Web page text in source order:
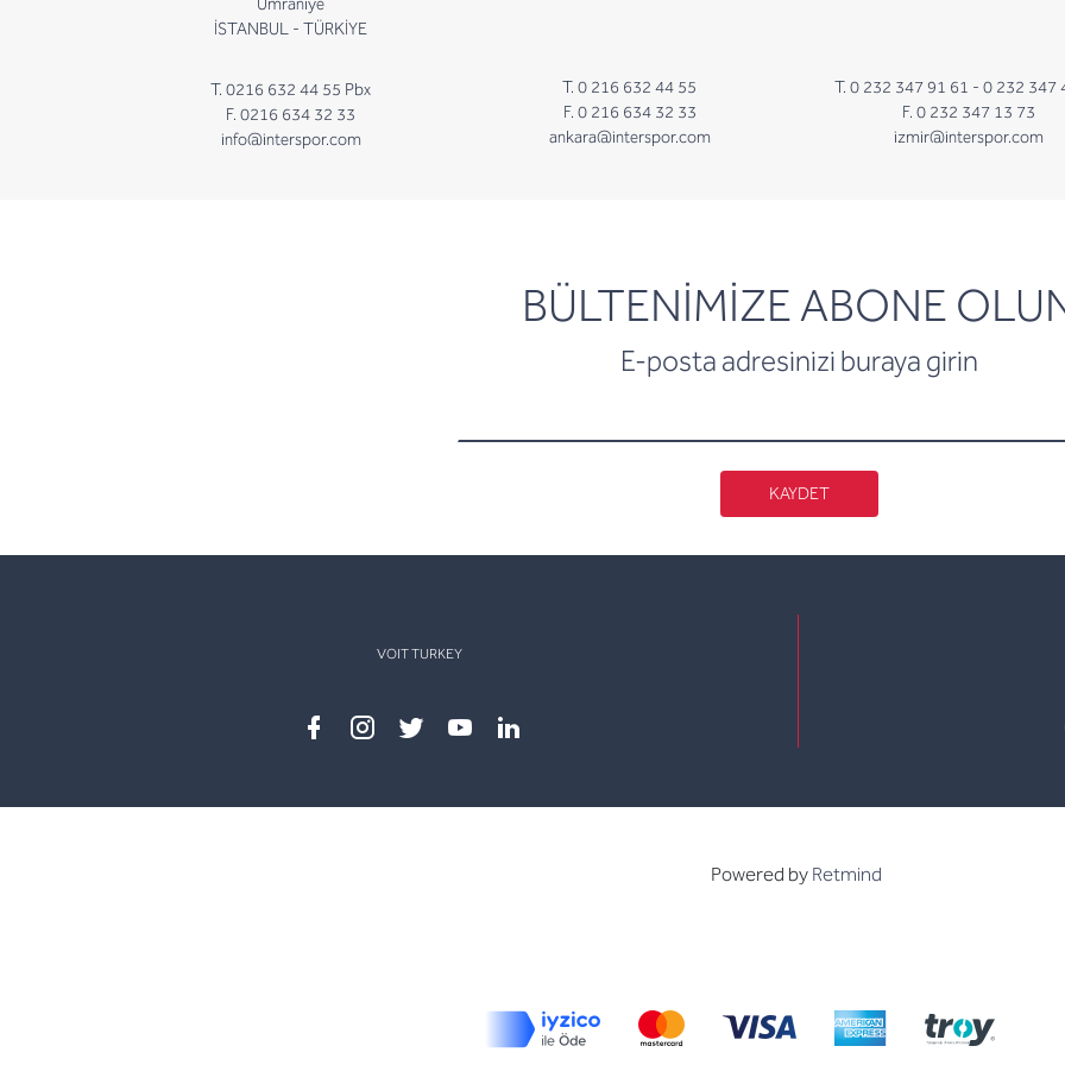
İSTANBUL - TÜRKİYE
T. 0216 632 44 55 Pbx
F. 0216 634 32 33
info@interspor.com
T. 0 216 632 44 55
F. 0 216 634 32 33
ankara@interspor.com
T. 0 232 347 91 61 - 0 232 347
F. 0 232 347 13 73
izmir@interspor.com
BÜLTENİMİZE ABONE
E-posta adresinizi buraya girin
newsletter
KAYDET
VOIT TURKEY
Powered by Retmind